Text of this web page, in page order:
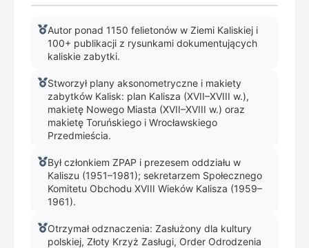
Autor ponad 1150 felietonów w Ziemi Kaliskiej i
100+ publikacji z rysunkami dokumentujących
kaliskie zabytki.
Stworzył plany aksonometryczne i makiety
zabytków Kalisk: plan Kalisza (XVII–XVIII w.),
makietę Nowego Miasta (XVII–XVIII w.) oraz
makietę Toruńskiego i Wrocławskiego
Przedmieścia.
Był członkiem ZPAP i prezesem oddziału w
Kaliszu (1951–1981); sekretarzem Społecznego
Komitetu Obchodu XVIII Wieków Kalisza (1959–
1961).
Otrzymał odznaczenia: Zasłużony dla kultury
polskiej, Złoty Krzyż Zasługi, Order Odrodzenia